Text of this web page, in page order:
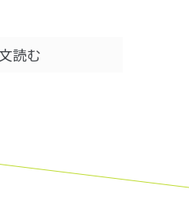
'を作ること。
が抱える問題に寄り
読む